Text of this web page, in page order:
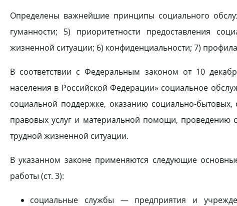
Определены важнейшие принципы социального
гуманности; 5) приоритетности предоставления
жизненной ситуации; 6) конфиденциальности; 7)
В соответствии с Федеральным законом от 10
населения в Российской Федерации» социальное
социальной поддержке, оказанию социально-бытовых,
правовых услуг и материальной помощи, проведению
трудной жизненной ситуации.
В указанном законе применяются следующие
работы (ст. 3):
социальные службы — предприятия и